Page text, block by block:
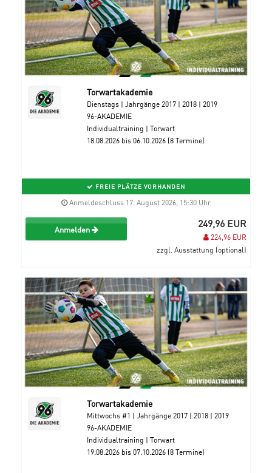
Torwartakademie
Dienstags | Jahrgänge 2017 | 2018 | 2019
96-AKADEMIE
Individualtraining | Torwart
18.08.2026 bis 06.10.2026 (8 Termine)
FREIE PLÄTZE VORHANDEN
Anmeldeschluss 17. August 2026, 15:30 Uhr
Anmelden 249,96 EUR
224,96 EUR
zzgl. Ausstattung (optional)
Torwartakademie
Mittwochs #1 | Jahrgänge 2017 | 2018 | 2019
96-AKADEMIE
Individualtraining | Torwart
19.08.2026 bis 07.10.2026 (8 Termine)